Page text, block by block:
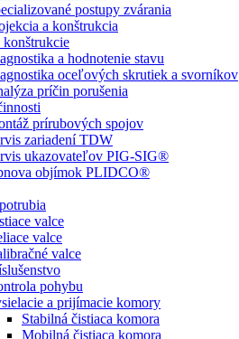
postupy zvárania
a konštrukcia
a hodnotenie stavu
oceľových skrutiek a svorníkov
príčin porušenia
prírubových spojov
zariadení TDW
ukazovateľov PIG-SIG®
objímok PLIDCO®
valce
valce
valce
pohybu
a prijímacie komory
Stabilná čistiaca komora
Mobilná čistiaca komora